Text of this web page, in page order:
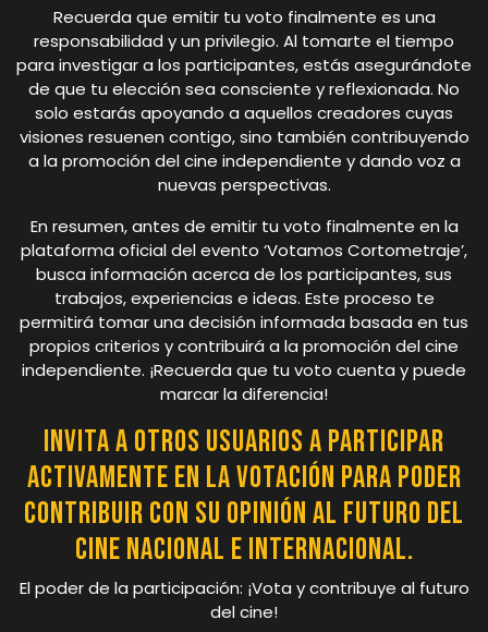
Recuerda que emitir tu voto finalmente es una
responsabilidad y un privilegio. Al tomarte el tiempo
para investigar a los participantes, estás asegurándote
de que tu elección sea consciente y reflexionada. No
solo estarás apoyando a aquellos creadores cuyas
visiones resuenen contigo, sino también contribuyendo
a la promoción del cine independiente y dando voz a
nuevas perspectivas.
En resumen, antes de emitir tu voto finalmente en la
plataforma oficial del evento ‘Votamos Cortometraje’,
busca información acerca de los participantes, sus
trabajos, experiencias e ideas. Este proceso te
permitirá tomar una decisión informada basada en tus
propios criterios y contribuirá a la promoción del cine
independiente. ¡Recuerda que tu voto cuenta y puede
marcar la diferencia!
Invita a otros usuarios a participar
activamente en la votación para poder
contribuir con su opinión al futuro del
cine nacional e internacional.
El poder de la participación: ¡Vota y contribuye al futuro
del cine!